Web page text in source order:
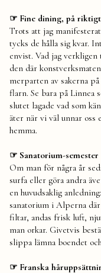
☞ Fine dining, på riktigt
Trots att jag
tycks de hålla sig kvar.
envist. Vad jag
den där
merparten av sakerna
flarn. Se bara på Linnea
slutet lagade vad som
äter när vi väl unnar oss
hemma.
☞ Sanatorium-semester
Om man för några år
surfa eller göra andra
en huvudsaklig
sanatorium i Alperna
filtar, andas frisk luft,
man orkar. Givetvis
slippa lämna boendet
☞ Franska